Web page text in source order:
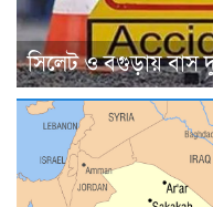
সিলেট ও বগুড়ায় বাস